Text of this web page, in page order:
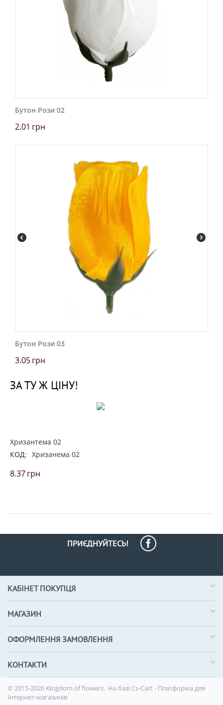
Бутон Рози 02
2.01 грн
Бутон Рози 03
3.05грн
ЗА ТУ Ж ЦІНУ!
Хризантема 02
КОД: Хризанема 02
8.37грн
ПРИЄДНУЙТЕСЬ!
КАБІНЕТ ПОКУПЦЯ
МАГАЗИН
ОФОРМЛЕННЯ ЗАМОВЛЕННЯ
КОНТАКТИ
© 2015-2026 Kingdom of flowers. На базі Cs-Cart - Платформа для
Інтернет-магазинів